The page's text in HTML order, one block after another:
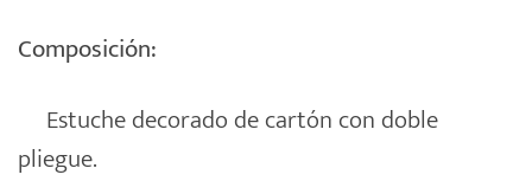
Composición:
Estuche decorado de cartón con doble
pliegue.